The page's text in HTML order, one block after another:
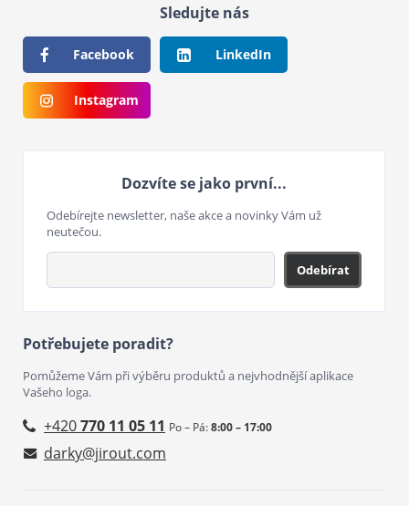
Sledujte nás
Facebook LinkedIn
Instagram
Dozvíte se jako první...
Odebírejte newsletter, naše akce a novinky Vám už
neutečou.
Odebírat
Potřebujete poradit?
Pomůžeme Vám při výběru produktů a nejvhodnější aplikace
Vašeho loga.
+420770 11 05 11 Po – Pá:8:00 – 17:00
darky@jirout.com